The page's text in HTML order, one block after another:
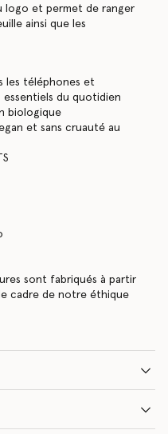
logo et permet de ranger
ainsi que les
les téléphones et
du quotidien
biologique
et sans cruauté au
sont fabriqués à partir
cadre de notre éthique